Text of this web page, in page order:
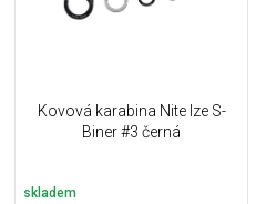
Kovová karabina Nite Ize S-
Biner #3 černá
skladem